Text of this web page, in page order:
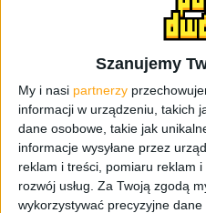
Szanujemy
My i nasi partnerzy
informacji w urządzeniu, takich
dane osobowe, takie jak
informacje wysyłane przez
reklam i treści, pomiaru reklam
rozwój usług. Za Twoją zgodą
wykorzystywać precyzyjne
Nowa